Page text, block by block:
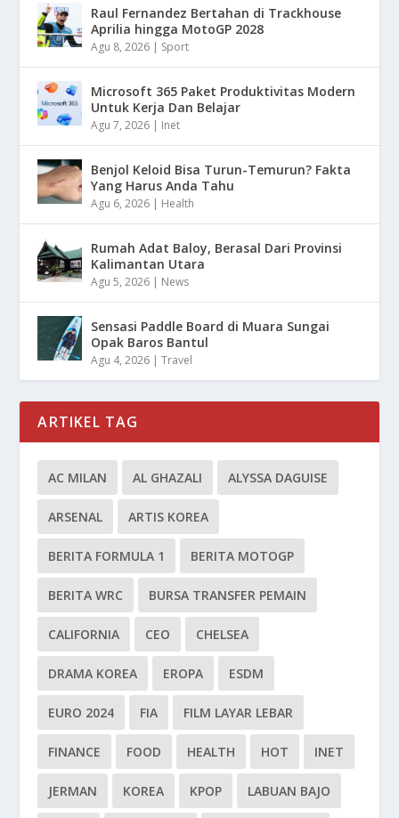
Raul Fernandez Bertahan di Trackhouse
Aprilia hingga MotoGP 2028
Agu 8, 2026 | Sport
Microsoft 365 Paket Produktivitas Modern
Untuk Kerja Dan Belajar
Agu 7, 2026 | Inet
Benjol Keloid Bisa Turun-Temurun? Fakta
Yang Harus Anda Tahu
Agu 6, 2026 | Health
Rumah Adat Baloy, Berasal Dari Provinsi
Kalimantan Utara
Agu 5, 2026 | News
Sensasi Paddle Board di Muara Sungai
Opak Baros Bantul
Agu 4, 2026 |Travel
ARTIKEL TAG
AC MILAN AL GHAZALI ALYSSA DAGUISE
ARSENAL ARTIS KOREA
BERITA FORMULA 1 BERITA MOTOGP
BERITA WRC BURSA TRANSFER PEMAIN
CALIFORNIA CEO CHELSEA
DRAMA KOREA EROPA ESDM
EURO 2024 FIA FILM LAYAR LEBAR
FINANCE FOOD HEALTH HOT INET
JERMAN KOREA KPOP LABUAN BAJO